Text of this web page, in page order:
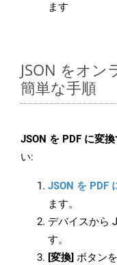
ます
JSON をオン
簡単な手順
JSON を PDF に変
い:
JSON を PDF
ます。
デバイスから
す。
[変換] ボタン